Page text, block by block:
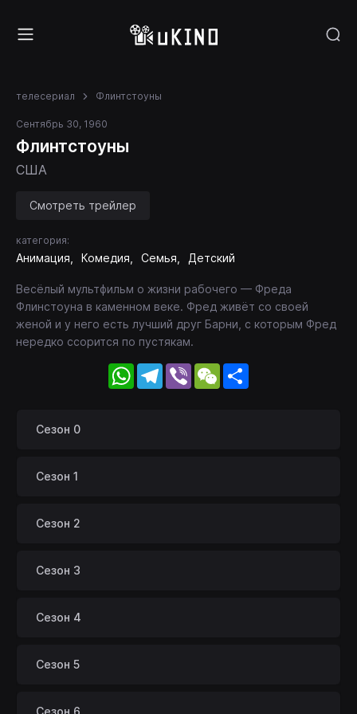
телесериал Флинтстоуны
Сентябрь 30, 1960
Флинтстоуны
США
Смотреть трейлер
категория:
Анимация Комедия Семья Детский
Весёлый мультфильм о жизни рабочего — Фреда
Флинстоуна в каменном веке. Фред живёт со своей
женой и у него есть лучший друг Барни, с которым Фред
нередко ссорится по пустякам.
WhatsApp
Telegram
Viber WeChat
Сезон 0
Сезон 1
Сезон 2
Сезон 3
Сезон 4
Сезон 5
Сезон 6